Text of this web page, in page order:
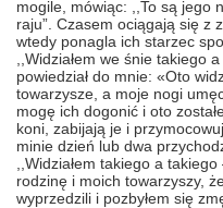
mogile, mówiąc: ,,To są jego
raju”. Czasem ociągają się z
wtedy ponagla ich starzec
,,Widziałem we śnie takiego
powiedział do mnie: «Oto
towarzysze, a moje nogi
mogę ich dogonić i oto
koni, zabijają je i
minie dzień lub dwa
,,Widziałem takiego a
rodzinę i moich towarzyszy,
wyprzedzili i pozbyłem się